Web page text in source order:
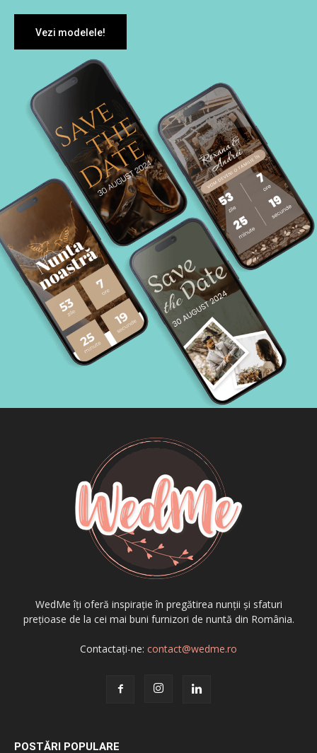
Vezi modelele!
WedMe îți oferă inspirație în pregătirea nunții și sfaturi
prețioase de la cei mai buni furnizori de nuntă din România.
Contactați-ne: contact@wedme.ro
POSTĂRI POPULARE